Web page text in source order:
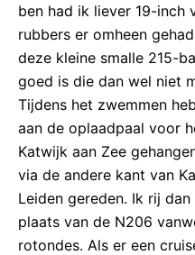
ben had ik liever 19-inch
rubbers er omheen
deze kleine smalle 215-
goed is die dan wel niet
Tijdens het zwemmen
aan de oplaadpaal voor
Katwijk aan Zee
via de andere kant van
Leiden gereden. Ik rij
plaats van de N206
rotondes. Als er een